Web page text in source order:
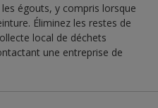
égouts, y compris lorsque
Éliminez les restes de
local de déchets
une entreprise de